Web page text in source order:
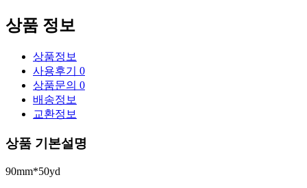
상품 정보
상품정보
사용후기 0
상품문의 0
배송정보
교환정보
상품 기본설명
90mm*50yd